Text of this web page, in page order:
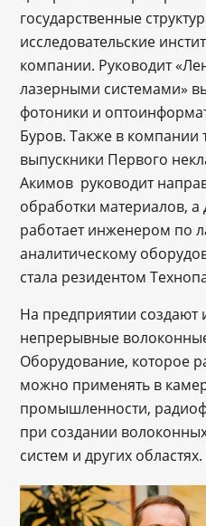
государственные
исследовательские
компании. Руководит
лазерными системами»
фотоники и
Буров. Также в компании
выпускники Первого
Акимов руководит
обработки материалов,
работает инженером по
аналитическому
стала резидентом
На предприятии создают
непрерывные
Оборудование, которое
можно применять в
промышленности,
при создании
систем и других областях.